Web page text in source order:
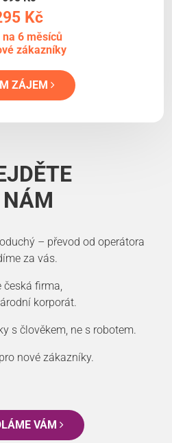
Kč
6 měsíců
zákazníky
ZÁJEM
NÁM
– převod od operátora
za vás.
česká firma,
korporát.
s člověkem, ne s robotem.
nové zákazníky.
VÁM